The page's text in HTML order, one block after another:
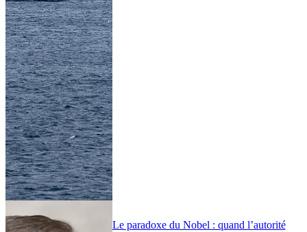
Le paradoxe du Nobel : quand l’autorité